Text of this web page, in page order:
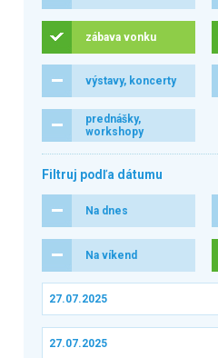
zábava vonku
výstavy, koncerty
prednášky,
workshopy
Filtruj podľa dátumu
Na dnes
Na víkend